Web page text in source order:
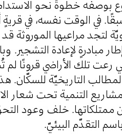
خطوةً نحو
في الوقت نفسه، في
لتجد مراعيها الموروثة
مبادرةٍ لإعادة
رعت تلك الأراضي قرونًا
المطالب التاريخيّة
التنمية تحت شعار
خلف وعود
التقدّم البيئيّ.